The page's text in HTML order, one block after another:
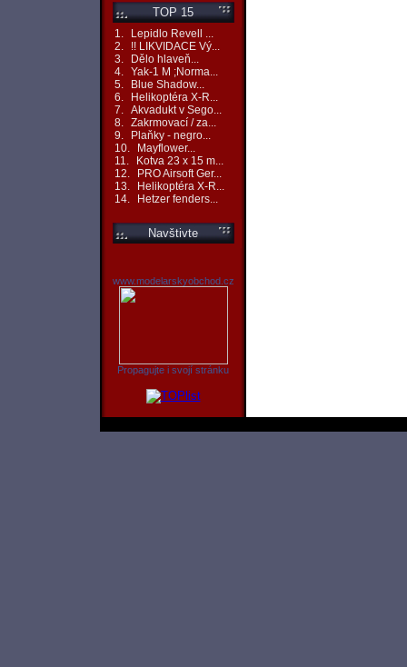
TOP 15
1.
Lepidlo Revell ...
2.
!! LIKVIDACE Vý...
3.
Dělo hlaveň...
4. Yak-1 M ;Norma...
5.
Blue Shadow...
6.
Helikoptéra X-R...
7. Akvadukt v Sego...
8. Zakrmovací / za...
9.
Plaňky - negro...
10.
Mayflower...
11.
Kotva 23 x 15 m...
12.
PRO Airsoft Ger...
13.
Helikoptéra X-R...
14.
Hetzer fenders...
Navštivte
www.modelarskyobchod.cz
Propagujte i svojí stránku